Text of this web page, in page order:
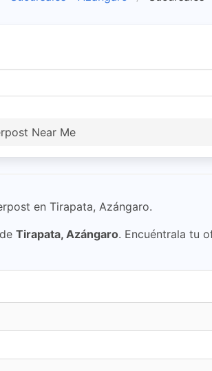
Near Me
en Tirapata, Azángaro.
Tirapata, Azángaro. Encuéntrala tu